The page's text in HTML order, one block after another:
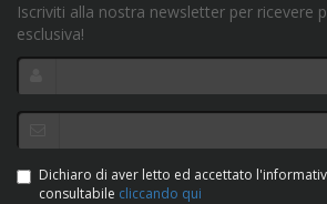
Iscriviti alla nostra newsletter per ricevere
esclusiva!
Dichiaro di aver letto ed accettato
consultabile cliccando qui